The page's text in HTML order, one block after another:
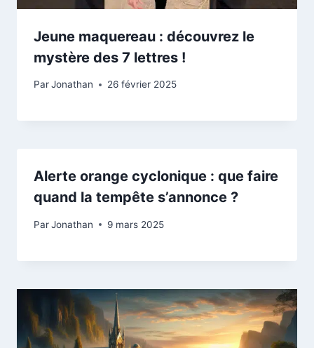
Jeune maquereau : découvrez le
mystère des 7 lettres !
ParJonathan 26 février 2025
Alerte orange cyclonique : que faire
quand la tempête s’annonce ?
ParJonathan 9 mars 2025